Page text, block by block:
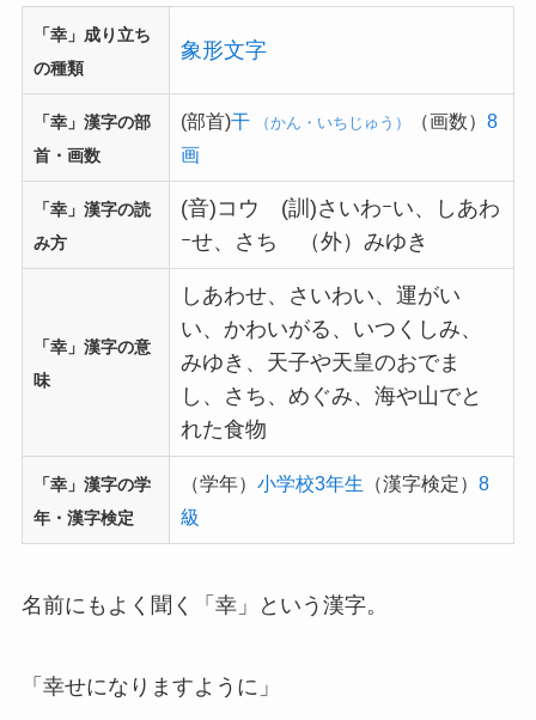
「幸」成り立ち
の種類
象形文字
「幸」漢字の部
首・画数
(部首)干 （かん・いちじゅう） （画数） 8
画
「幸」漢字の読
み方
(音)コウ (訓)さいわｰい、しあわ
ｰせ、さち （外）みゆき
「幸」漢字の意
味
しあわせ、さいわい、運がい
い、かわいがる、いつくしみ、
みゆき、天子や天皇のおでま
し、さち、めぐみ、海や山でと
れた食物
「幸」漢字の学
年・漢字検定
（学年） 小学校3年生 （漢字検定） 8
級
名前にもよく聞く「幸」という漢字。
「幸せになりますように」